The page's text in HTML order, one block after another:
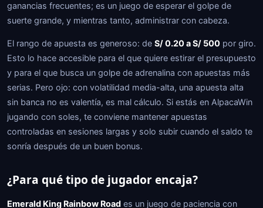
ganancias frecuentes; es un juego de esperar el golpe de
suerte grande, y mientras tanto, administrar con cabeza.
El rango de apuesta es generoso: de S/ 0.20 a S/ 500 por giro.
Esto lo hace accesible para el que quiere estirar el presupuesto
y para el que busca un golpe de adrenalina con apuestas más
serias. Pero ojo: con volatilidad media-alta, una apuesta alta
sin banca no es valentía, es mal cálculo. Si estás en AlpacaWin
jugando con soles, te conviene mantener apuestas
controladas en sesiones largas y solo subir cuando el saldo te
sonría después de un buen bonus.
¿Para qué tipo de jugador encaja?
Emerald King Rainbow Road es un juego de paciencia con